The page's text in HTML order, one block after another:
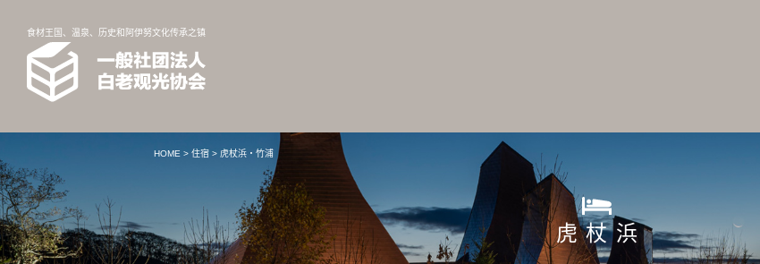
食材王国、温泉、历史和阿伊努文化传承之镇
HOME > 住宿 > 虎杖浜・竹浦
虎杖浜